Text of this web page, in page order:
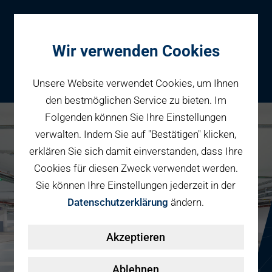
Parken
Reservieren
Fahrradparken
Geschäftspartner
Parkraumbewirtschaftung
Smart Mobility Hubs
Services
Karriere bei PBW
Wir verwenden Cookies
Unsere Website verwendet Cookies, um Ihnen
den bestmöglichen Service zu bieten. Im
Folgenden können Sie Ihre Einstellungen
verwalten. Indem Sie auf "Bestätigen" klicken,
erklären Sie sich damit einverstanden, dass Ihre
Cookies für diesen Zweck verwendet werden.
Sie können Ihre Einstellungen jederzeit in der
Datenschutzerklärung ändern.
Akzeptieren
Ablehnen